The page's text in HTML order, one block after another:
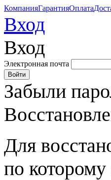
КомпанияГарантияОплата
Вход
Вход
Электронная почта
Забыли
Для
по